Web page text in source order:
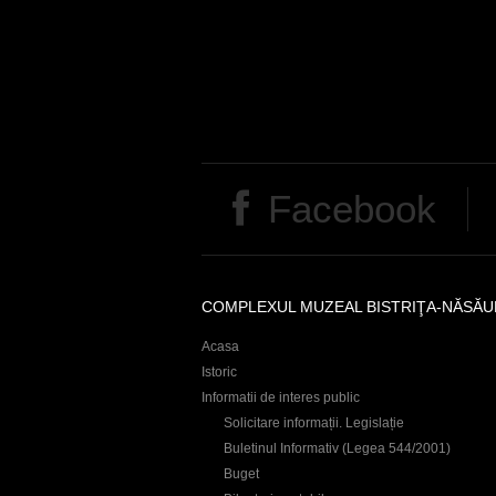
Facebook
COMPLEXUL MUZEAL BISTRIŢA-
Acasa
Istoric
Informatii de interes public
Solicitare informații. Legislație
Buletinul Informativ (Legea 544/2001)
Buget